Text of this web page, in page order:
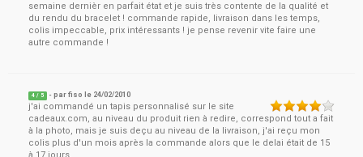
semaine dernièr en parfait état et je suis très contente de la qualité et
du rendu du bracelet ! commande rapide, livraison dans les temps,
colis impeccable, prix intéressants ! je pense revenir vite faire une
autre commande !
4 / 5 - parfiso le 24/02/2010
j'ai commandé un tapis personnalisé sur le site
cadeaux.com, au niveau du produit rien à redire, correspond tout a fait
à la photo, mais je suis deçu au niveau de la livraison, j'ai reçu mon
colis plus d'un mois après la commande alors que le delai était de 15